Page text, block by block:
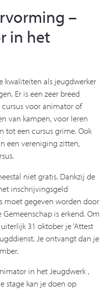
–
in het
kwaliteiten als jeugdwerker
Er is een zeer breed
cursus voor animator of
van kampen, voor leren
tot een cursus grime. Ook
een vereniging zitten,
niet gratis. Dankzij de
inschrijvingsgeld
moet gegeven worden door
is erkend. Om
31 oktober je ‘Attest
Je ontvangt dan je
in het Jeugdwerk ,
stage kan je doen op